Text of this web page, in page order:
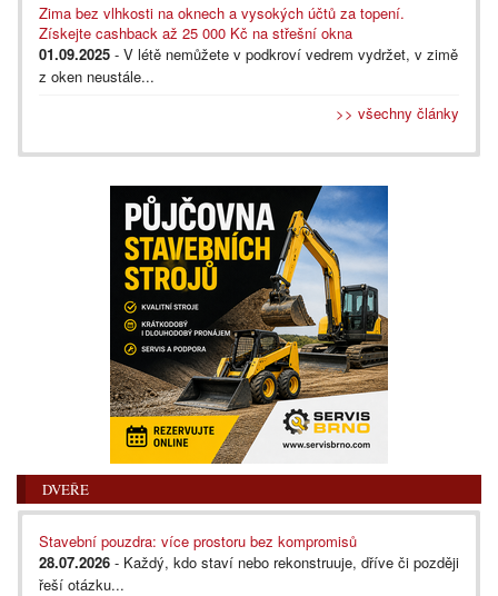
Zima bez vlhkosti na oknech a vysokých účtů za topení.
Získejte cashback až 25 000 Kč na střešní okna
01.09.2025 - V létě nemůžete v podkroví vedrem vydržet, v zimě
z oken neustále...
>> všechny články
DVEŘE
Stavební pouzdra: více prostoru bez kompromisů
28.07.2026 - Každý, kdo staví nebo rekonstruuje, dříve či později
řeší otázku...